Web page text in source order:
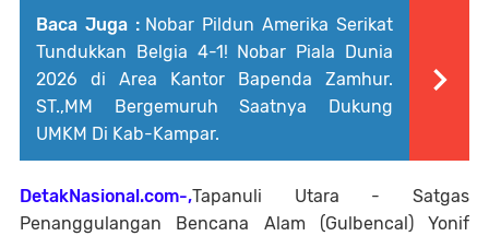
Baca Juga : Nobar Pildun Amerika Serikat
Tundukkan Belgia 4-1! Nobar Piala Dunia
2026 di Area Kantor Bapenda Zamhur.
ST.,MM Bergemuruh Saatnya Dukung
UMKM Di Kab-Kampar.
DetakNasional.com-,Tapanuli Utara - Satgas
Penanggulangan Bencana Alam (Gulbencal) Yonif